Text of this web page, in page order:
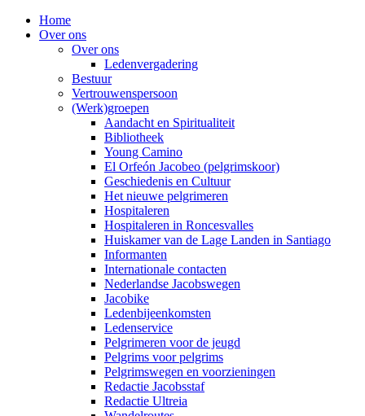
Home
Over ons
Over ons
Ledenvergadering
Bestuur
Vertrouwenspersoon
(Werk)groepen
Aandacht en Spiritualiteit
Bibliotheek
Young Camino
El Orfeón Jacobeo (pelgrimskoor)
Geschiedenis en Cultuur
Het nieuwe pelgrimeren
Hospitaleren
Hospitaleren in Roncesvalles
Huiskamer van de Lage Landen in Santiago
Informanten
Internationale contacten
Nederlandse Jacobswegen
Jacobike
Ledenbijeenkomsten
Ledenservice
Pelgrimeren voor de jeugd
Pelgrims voor pelgrims
Pelgrimswegen en voorzieningen
Redactie Jacobsstaf
Redactie Ultreia